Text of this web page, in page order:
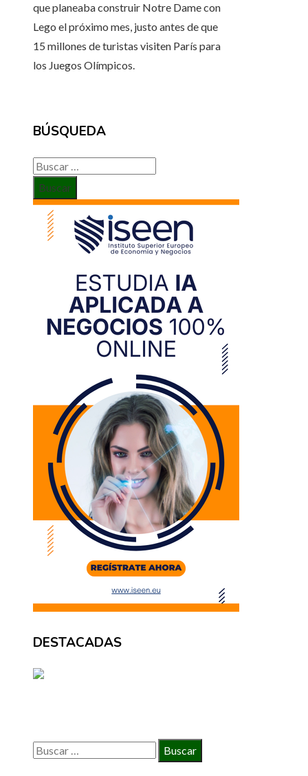
que planeaba construir Notre Dame con
Lego el próximo mes, justo antes de que
15 millones de turistas visiten París para
los Juegos Olímpicos.
BÚSQUEDA
Buscar:
DESTACADAS
Buscar: